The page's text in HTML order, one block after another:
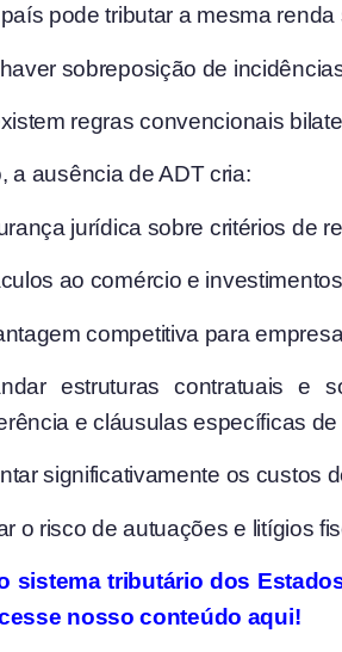
pode tributar a mesma
sobreposição de
regras convencionais
a ausência de ADT cria:
jurídica sobre critérios de
ao comércio e
competitiva para
estruturas contratuais e
e cláusulas específicas
significativamente os custos
o risco de autuações e litígios
sistema tributário dos
nosso conteúdo aqui!